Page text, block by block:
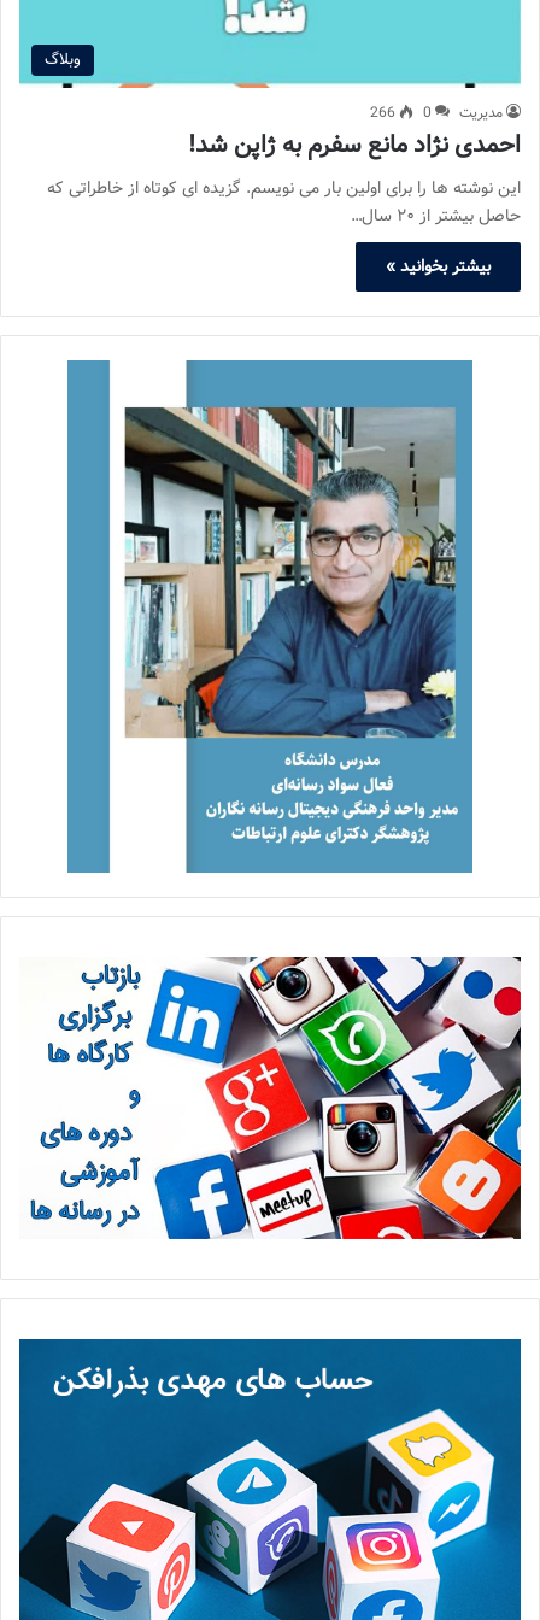
وبلاگ
مدیریت 0
266
احمدی نژاد مانع سفرم به ژاپن شد!
این نوشته ها را برای اولین بار می نویسم. گزیده ای کوتاه از خاطراتی که
حاصل بیشتر از ۲۰ سال…
بیشتر بخوانید »